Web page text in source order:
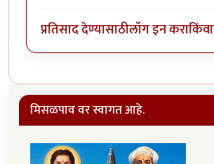
प्रतिसाद देण्यासाठीलॉग इन कराकिंवा
मिसळपाव वर स्वागत आहे.